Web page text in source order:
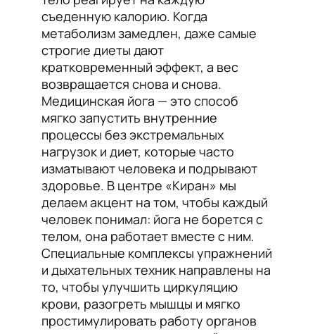
съеденную калорию. Когда
метаболизм замедлен, даже самые
строгие диеты дают
кратковременный эффект, а вес
возвращается снова и снова.
Медицинская йога — это способ
мягко запустить внутренние
процессы без экстремальных
нагрузок и диет, которые часто
изматывают человека и подрывают
здоровье. В центре «Киран» мы
делаем акцент на том, чтобы каждый
человек понимал: йога не борется с
телом, она работает вместе с ним.
Специальные комплексы упражнений
и дыхательных техник направлены на
то, чтобы улучшить циркуляцию
крови, разогреть мышцы и мягко
простимулировать работу органов